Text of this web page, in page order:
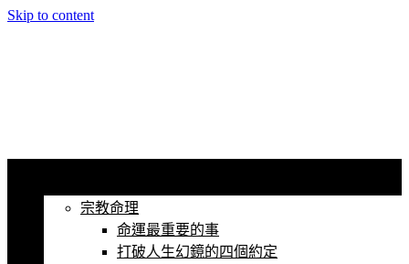
Skip to content
宗教命理
命運最重要的事
打破人生幻鏡的四個約定